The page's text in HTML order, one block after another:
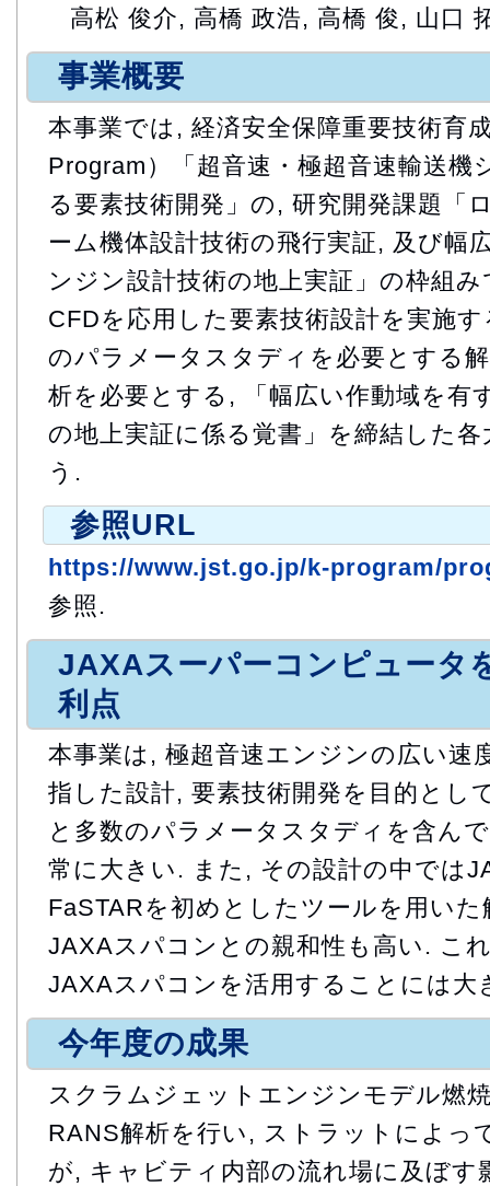
高松 俊介, 高橋 政浩, 高橋 俊, 山口
事業概要
本事業では, 経済安全保障重要技術育
Program）「超音速・極超音速輸送機
る要素技術開発」の, 研究開発課題「
ーム機体設計技術の飛行実証, 及び幅
ンジン設計技術の地上実証」の枠組
CFDを応用した要素技術設計を実施
のパラメータスタディを必要とする
析を必要とする, 「幅広い作動域を有
の地上実証に係る覚書」を締結した
う.
参照URL
https://www.jst.go.jp/k-program/
参照.
JAXAスーパーコンピュータ
利点
本事業は, 極超音速エンジンの広い速
指した設計, 要素技術開発を目的とし
と多数のパラメータスタディを含ん
常に大きい. また, その設計の中では
FaSTARを初めとしたツールを用い
JAXAスパコンとの親和性も高い. こ
JAXAスパコンを活用することには大
今年度の成果
スクラムジェットエンジンモデル燃
RANS解析を行い, ストラットによっ
が, キャビティ内部の流れ場に及ぼす